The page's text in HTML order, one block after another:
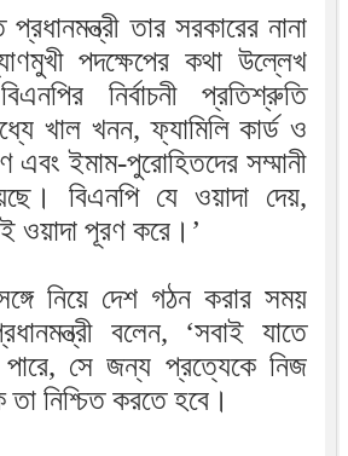
তার সরকারের নানা
পদক্ষেপের কথা উল্লেখ
নির্বাচনী প্রতিশ্রুতি
খাল খনন, ফ্যামিলি কার্ড ও
এবং ইমাম-পুরোহিতদের সম্মানী
বিএনপি যে ওয়াদা দেয়,
ওয়াদা পূরণ করে।’
নিয়ে দেশ গঠন করার সময়
বলেন, ‘সবাই যাতে
পারে, সে জন্য প্রত্যেকে নিজ
তা নিশ্চিত করতে হবে।